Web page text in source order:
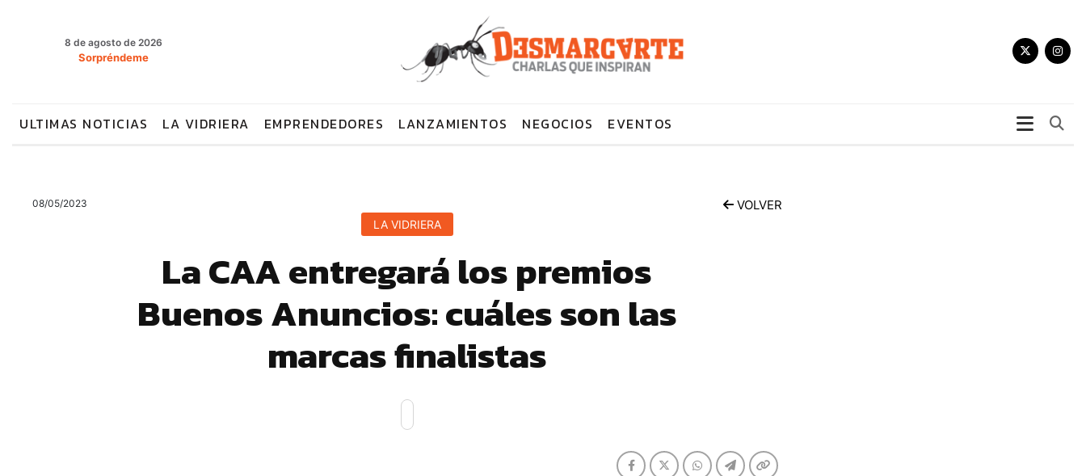
8 de agosto de 2026
Sorpréndeme
ULTIMAS NOTICIAS LA VIDRIERA EMPRENDEDORES LANZAMIENTOS NEGOCIOS EVENTOS
08/05/2023 VOLVER
LA VIDRIERA
La CAA entregará los premios
Buenos Anuncios: cuáles son las
marcas finalistas